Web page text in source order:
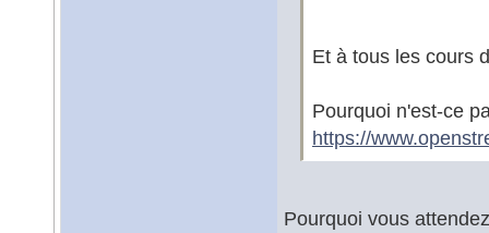
Et à tous les cours
Pourquoi n'est-ce
https://
Pourquoi vous